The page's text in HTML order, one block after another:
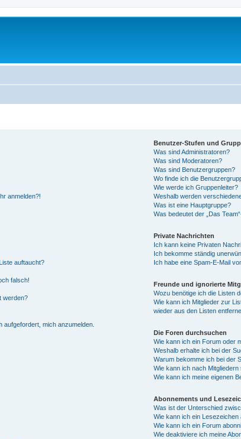
anmelden?!
auftaucht?
falsch!
werden?
mich anzumelden.
Benutzer-Stufen und
Was sind Administratoren?
Was sind Moderatoren?
Was sind Benutzergruppen?
Wo finde ich die
Wie werde ich Gruppenleiter?
Weshalb werden
Was ist eine Hauptgruppe?
Was bedeutet der „Das
Private Nachrichten
Ich kann keine Privaten
Ich bekomme ständig
Ich habe eine Spam-E-Mail
Freunde und ignorierte
Wozu benötige ich die Listen
Wie kann ich Mitglieder zur
wieder aus den Listen
Die Foren durchsuchen
Wie kann ich ein Forum oder
Weshalb erhalte ich bei der
Warum bekomme ich bei der
Wie kann ich nach Mitgliedern
Wie kann ich meine eigenen
Abonnements und
Was ist der Unterschied
Wie kann ich ein
Wie kann ich ein Forum
Wie deaktiviere ich meine